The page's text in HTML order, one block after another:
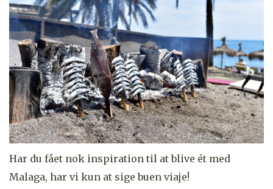
Har du fået nok inspiration til at blive ét med
Malaga, har vi kun at sige buen viaje!